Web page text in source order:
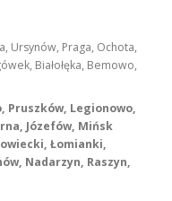
Ursynów, Praga, Ochota,
Białołęka, Bemowo,
Pruszków, Legionowo,
Józefów, Mińsk
Łomianki,
Nadarzyn, Raszyn,